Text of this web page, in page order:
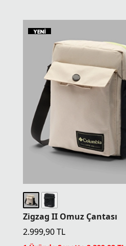
Zigzag II Omuz Çantası
2.999,90TL